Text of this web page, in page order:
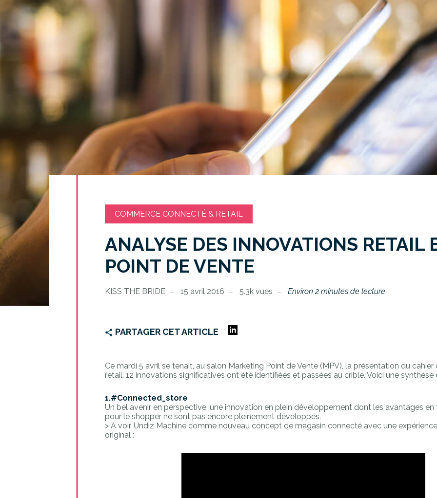
COMMERCE CONNECTÉ & RETAIL
ANALYSE DES INNOVATIONS RETAIL
POINT DE VENTE
KISS THE BRIDE 15 avril 2016 5.3k vues Environ 2 minutes de lecture
PARTAGER CET ARTICLE
Ce mardi 5 avril se tenait, au salon Marketing Point de Vente (MPV), la présentation du
retail. 12 innovations significatives ont été identifiées et passées au crible. Voici une
1.#Connected_store
Un bel avenir en perspective, une innovation en plein développement dont les avantages en
pour le shopper ne sont pas encore pleinement développés.
> A voir, Undiz Machine comme nouveau concept de magasin connecté avec une
original :